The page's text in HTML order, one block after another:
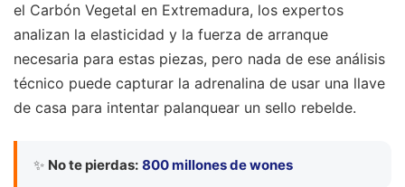
el Carbón Vegetal en Extremadura, los expertos
analizan la elasticidad y la fuerza de arranque
necesaria para estas piezas, pero nada de ese análisis
técnico puede capturar la adrenalina de usar una llave
de casa para intentar palanquear un sello rebelde.
✨ No te pierdas: 800 millones de wones